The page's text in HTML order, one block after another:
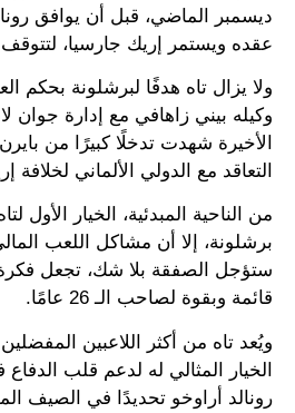
ديسمبر الماضي، قبل أن يوافق
عقده ويستمر إريك جارسيا، لتتوقف
ولا يزال تاه هدفًا لبرشلونة بحكم
وكيله بيني زاهافي مع إدارة جوان
الأخيرة شهدت تدخلًا كبيرًا من
التعاقد مع الدولي الألماني لخلافة
من الناحية المبدئية، الخيار الأول
برشلونة، إلا أن مشاكل اللعب
ستؤجل الصفقة بلا شك، تجعل فكرة
قائمة وبقوة لصاحب الـ 26 عامًا.
ويُعد تاه من أكثر اللاعبين
الخيار المثالي له لدعم قلب
رونالد أراوخو تحديدًا في الصيف